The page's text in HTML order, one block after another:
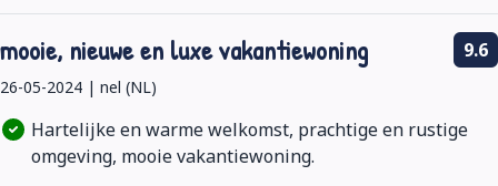
mooie, nieuwe en luxe vakantiewoning
26-05-2024 | nel (NL)
9.6
Hartelijke en warme welkomst, prachtige en rustige
omgeving, mooie vakantiewoning.